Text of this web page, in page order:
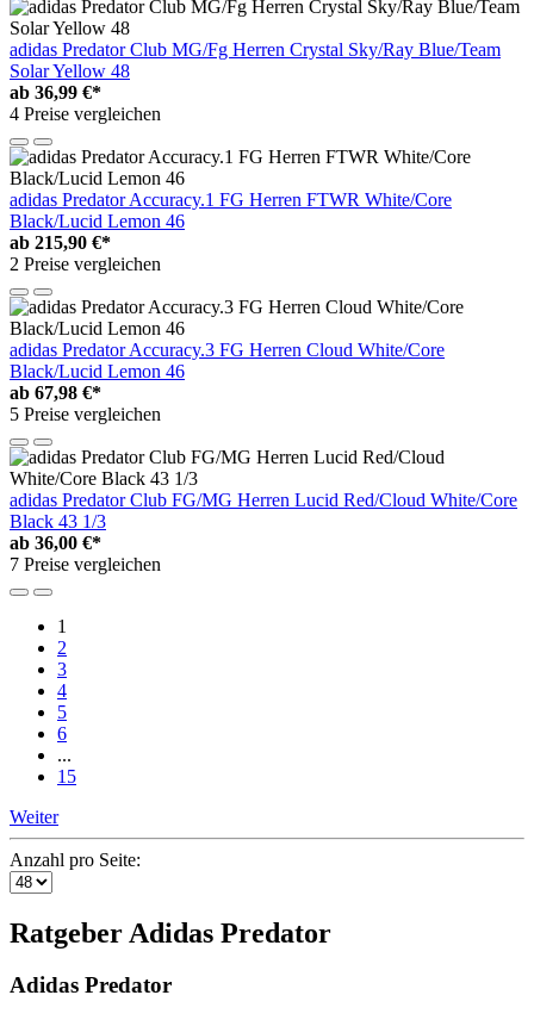
adidas Predator Club MG/Fg Herren Crystal Sky/Ray Blue/Team
Solar Yellow 48
ab 36,99 €*
4 Preise vergleichen
adidas Predator Accuracy.1 FG Herren FTWR White/Core
Black/Lucid Lemon 46
ab 215,90 €*
2 Preise vergleichen
adidas Predator Accuracy.3 FG Herren Cloud White/Core
Black/Lucid Lemon 46
ab 67,98 €*
5 Preise vergleichen
adidas Predator Club FG/MG Herren Lucid Red/Cloud White/Core
Black 43 1/3
ab 36,00 €*
7 Preise vergleichen
1
2
3
4
5
6
...
15
Weiter
Anzahl pro Seite:
Ratgeber Adidas Predator
Adidas Predator